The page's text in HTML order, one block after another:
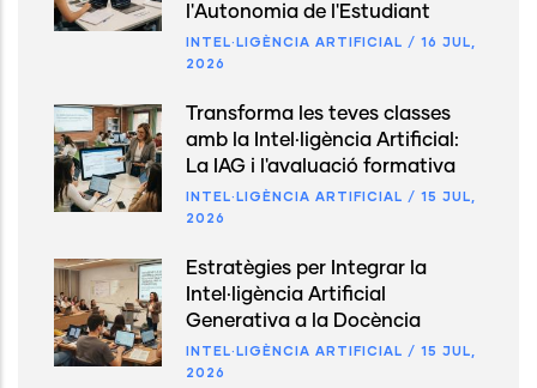
l'Autonomia de l'Estudiant
INTEL·LIGÈNCIA ARTIFICIAL / 16 JUL,
2026
Transforma les teves classes
amb la Intel·ligència Artificial:
La IAG i l'avaluació formativa
INTEL·LIGÈNCIA ARTIFICIAL / 15 JUL,
2026
Estratègies per Integrar la
Intel·ligència Artificial
Generativa a la Docència
INTEL·LIGÈNCIA ARTIFICIAL / 15 JUL,
2026